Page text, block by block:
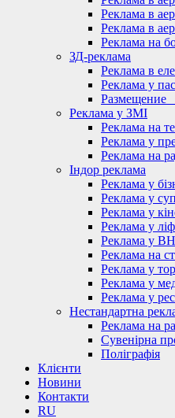
Реклама в
Реклама в
Реклама на
ЗД-реклама
Реклама в
Реклама у
Размещение_
Реклама у ЗМІ
Реклама на
Реклама у
Реклама на
Індор реклама
Реклама у
Реклама у
Реклама у
Реклама у
Реклама у
Реклама на
Реклама у
Реклама у
Реклама у
Нестандартна
Реклама на
Сувенірна
Поліграфія
Клієнти
Новини
Контакти
RU